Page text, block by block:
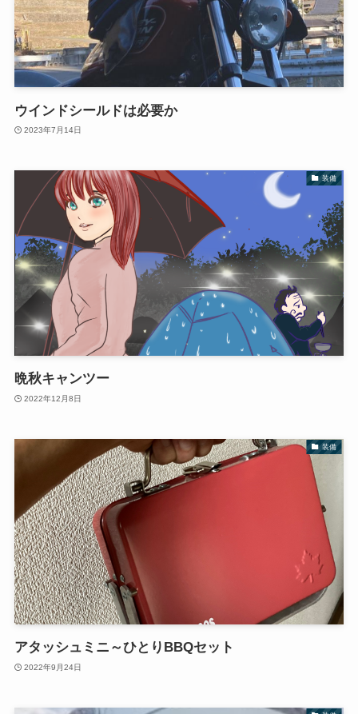
ウインドシールドは必要か
2023年7月14日
装備
晩秋キャンツー
2022年12月8日
装備
アタッシュミニ～ひとりBBQセット
2022年9月24日